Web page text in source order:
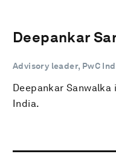
Deepankar
Advisory leader, PwC
Deepankar Sanwalka
India.